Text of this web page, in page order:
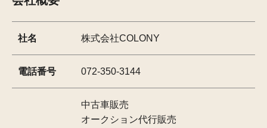
社名 株式会社COLONY
電話番号 072-350-3144
中古車販売
オークション代行販売